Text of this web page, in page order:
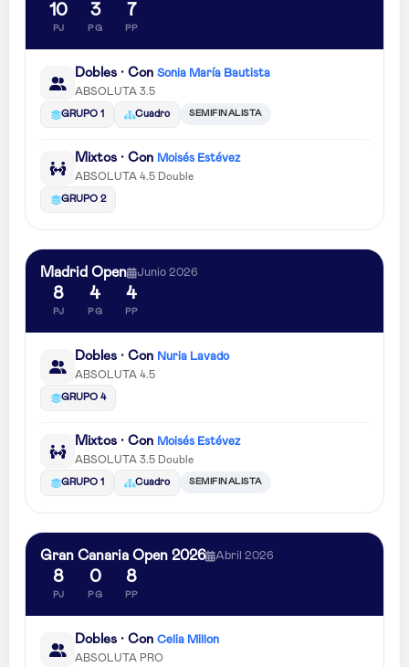
10
PJ
3
PG
7
PP
Dobles · Con Sonia María Bautista
ABSOLUTA 3.5
GRUPO 1 Cuadro SEMIFINALISTA
Mixtos · Con Moisés Estévez
ABSOLUTA 4.5 Double
GRUPO 2
Madrid Open Junio 2026
8
PJ
4
PG
4
PP
Dobles · Con Nuria Lavado
ABSOLUTA 4.5
GRUPO 4
Mixtos · Con Moisés Estévez
ABSOLUTA 3.5 Double
GRUPO 1 Cuadro SEMIFINALISTA
Gran Canaria Open 2026 Abril 2026
8
PJ
0
PG
8
PP
Dobles · Con Celia Millon
ABSOLUTA PRO